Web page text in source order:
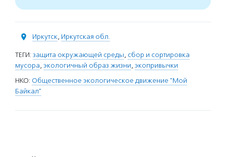
Иркутск, Иркутская обл.
ТЕГИ: защита окружающей среды, сбор и сортировка
мусора, экологичный образ жизни, экопривычки
НКО: Общественное экологическое движение "Мой
Байкал"